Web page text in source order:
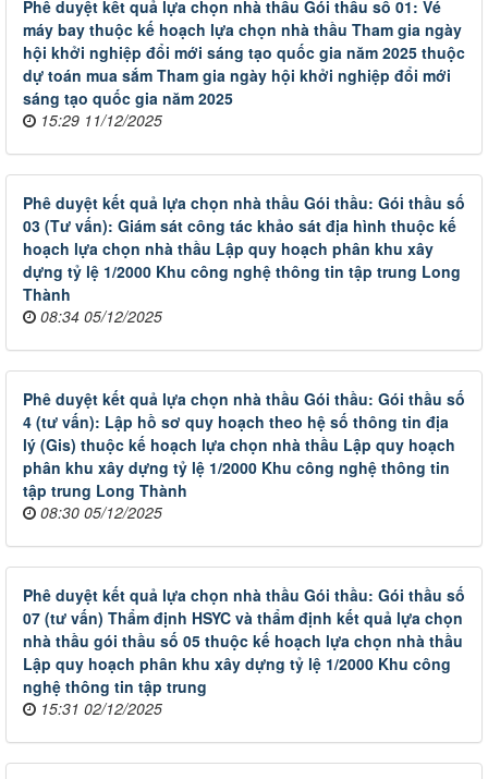
Phê duyệt kết quả lựa chọn nhà thầu Gói thầu số 01: Vé
máy bay thuộc kế hoạch lựa chọn nhà thầu Tham gia ngày
hội khởi nghiệp đổi mới sáng tạo quốc gia năm 2025 thuộc
dự toán mua sắm Tham gia ngày hội khởi nghiệp đổi mới
sáng tạo quốc gia năm 2025
15:29 11/12/2025
Phê duyệt kết quả lựa chọn nhà thầu Gói thầu: Gói thầu số
03 (Tư vấn): Giám sát công tác khảo sát địa hình thuộc kế
hoạch lựa chọn nhà thầu Lập quy hoạch phân khu xây
dựng tỷ lệ 1/2000 Khu công nghệ thông tin tập trung Long
Thành
08:34 05/12/2025
Phê duyệt kết quả lựa chọn nhà thầu Gói thầu: Gói thầu số
4 (tư vấn): Lập hồ sơ quy hoạch theo hệ số thông tin địa
lý (Gis) thuộc kế hoạch lựa chọn nhà thầu Lập quy hoạch
phân khu xây dựng tỷ lệ 1/2000 Khu công nghệ thông tin
tập trung Long Thành
08:30 05/12/2025
Phê duyệt kết quả lựa chọn nhà thầu Gói thầu: Gói thầu số
07 (tư vấn) Thẩm định HSYC và thẩm định kết quả lựa chọn
nhà thầu gói thầu số 05 thuộc kế hoạch lựa chọn nhà thầu
Lập quy hoạch phân khu xây dựng tỷ lệ 1/2000 Khu công
nghệ thông tin tập trung
15:31 02/12/2025